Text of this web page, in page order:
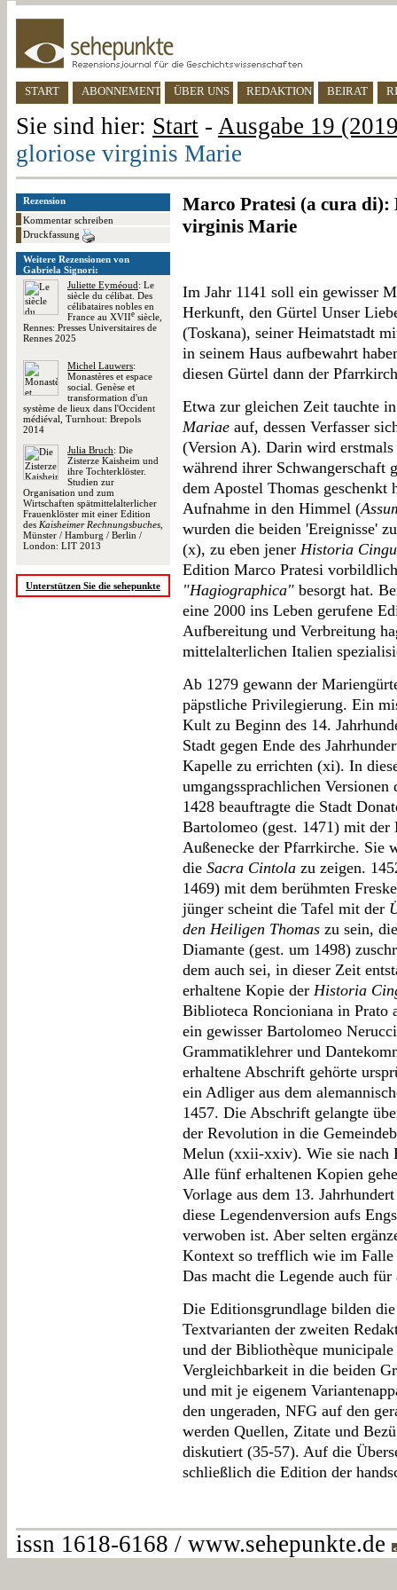
START ABONNEMENT ÜBER UNS REDAKTION BEIRAT
Sie sind hier: Start - Ausgabe 19
gloriose virginis Marie
Rezension
Kommentar schreiben
Druckfassung
Weitere Rezensionen von
Gabriela Signori:
Juliette Eyméoud: Le
siècle du célibat. Des
célibataires nobles en
France au XVIIe siècle,
Rennes: Presses Universitaires de
Rennes 2025
Michel Lauwers:
Monastères et espace
social. Genèse et
transformation d'un
système de lieux dans l'Occident
médiéval, Turnhout: Brepols
2014
Julia Bruch: Die
Zisterze Kaisheim und
ihre Tochterklöster.
Studien zur
Organisation und zum
Wirtschaften spätmittelalterlicher
Frauenklöster mit einer Edition
des Kaisheimer Rechnungsbuches
Münster / Hamburg / Berlin /
London: LIT 2013
Unterstützen Sie die sehepunkte
Marco Pratesi (a cura
virginis Marie
Im Jahr 1141 soll ein gewisser
Herkunft, den Gürtel Unser
(Toskana), seiner Heimatstadt
in seinem Haus aufbewahrt
diesen Gürtel dann der
Etwa zur gleichen Zeit tauchte
Mariae auf, dessen Verfasser
(Version A). Darin wird
während ihrer Schwangerschaft
dem Apostel Thomas
Aufnahme in den Himmel (
wurden die beiden 'Ereignisse'
(x), zu eben jener Historia
Edition Marco Pratesi
"Hagiographica" besorgt hat.
eine 2000 ins Leben gerufene
Aufbereitung und Verbreitung
mittelalterlichen Italien
Ab 1279 gewann der
päpstliche Privilegierung. Ein
Kult zu Beginn des 14.
Stadt gegen Ende des
Kapelle zu errichten (xi). In
umgangssprachlichen Versionen
1428 beauftragte die Stadt
Bartolomeo (gest. 1471) mit
Außenecke der Pfarrkirche. Sie
die Sacra Cintola zu zeigen.
1469) mit dem berühmten
jünger scheint die Tafel mit der
den Heiligen Thomas zu sein,
Diamante (gest. um 1498)
dem auch sei, in dieser Zeit
erhaltene Kopie der Historia
Biblioteca Roncioniana in Prato
ein gewisser Bartolomeo
Grammatiklehrer und
erhaltene Abschrift gehörte
ein Adliger aus dem
1457. Die Abschrift gelangte
der Revolution in die
Melun (xxii-xxiv). Wie sie nach
Alle fünf erhaltenen Kopien
Vorlage aus dem 13.
diese Legendenversion aufs
verwoben ist. Aber selten
Kontext so trefflich wie im
Das macht die Legende auch für
Die Editionsgrundlage bilden
Textvarianten der zweiten
und der Bibliothèque
Vergleichbarkeit in die beiden
und mit je eigenem
den ungeraden, NFG auf den
werden Quellen, Zitate und
diskutiert (35-57). Auf die
schließlich die Edition der
issn 1618-6168 / www.sehepunkte.de